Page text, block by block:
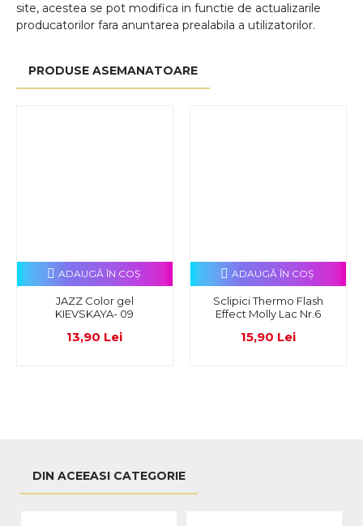
site, acestea se pot modifica in functie de actualizarile
producatorilor fara anuntarea prealabila a utilizatorilor.
PRODUSE ASEMANATOARE
JAZZ Color gel
KIEVSKAYA- 09
13,90 Lei
ADAUGĂ ÎN COŞ
Sclipici Thermo Flash
Effect Molly Lac Nr.6
15,90 Lei
ADAUGĂ ÎN COŞ
DIN ACEEASI CATEGORIE